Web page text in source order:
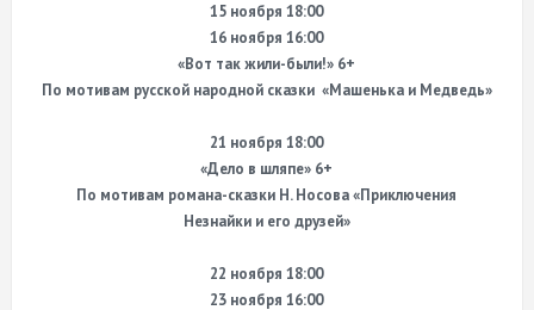
15 ноября 18:00
16 ноября 16:00
«Вот так жили-были!» 6+
По мотивам русской народной сказки «Машенька и Медведь»
21 ноября 18:00
«Дело в шляпе» 6+
По мотивам романа-сказки Н. Носова «Приключения
Незнайки и его друзей»
22 ноября 18:00
23 ноября 16:00